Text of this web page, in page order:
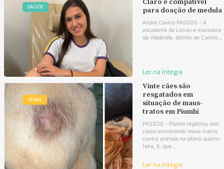
SAÚDE
Claro é compatível
para doação de medula
André Castro PASSOS – A
estudante de Letras e moradora
da Vilelândia, distrito de Carmo...
Ler na íntegra
GERAL
Vinte cães são
resgatados em
situação de maus-
tratos em Piumhi
PASSOS - Piumhi registrou dois
casos envolvendo maus-tratos
contra animais na última quarta-
feira, 5, que...
Ler na íntegra